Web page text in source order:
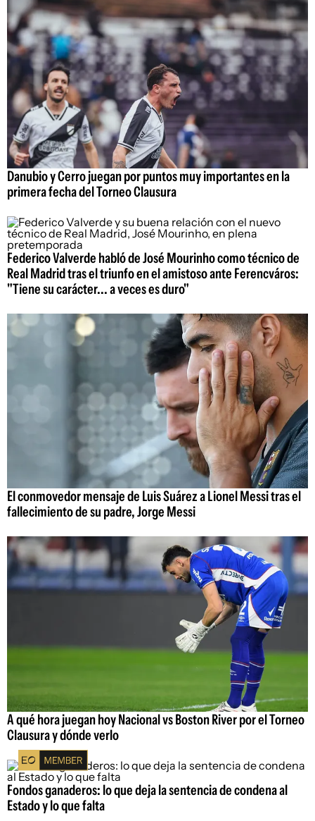
Danubio y Cerro juegan por puntos muy importantes en la
primera fecha del Torneo Clausura
Federico Valverde habló de José Mourinho como técnico de
Real Madrid tras el triunfo en el amistoso ante Ferencváros:
"Tiene su carácter... a veces es duro"
El conmovedor mensaje de Luis Suárez a Lionel Messi tras el
fallecimiento de su padre, Jorge Messi
A qué hora juegan hoy Nacional vs Boston River por el Torneo
Clausura y dónde verlo
Fondos ganaderos: lo que deja la sentencia de condena al
Estado y lo que falta